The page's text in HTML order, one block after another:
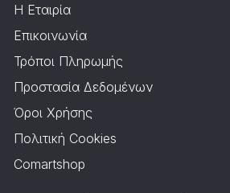
Η Εταιρία
Επικοινωνία
Τρόποι Πληρωμής
Προστασία Δεδομένων
Όροι Χρήσης
Πολιτική Cookies
Comartshop